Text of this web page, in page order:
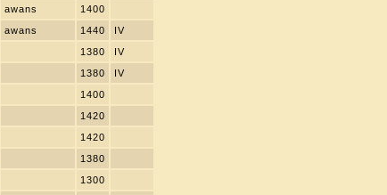
awans
1400
awans 1440
IV
1380
IV
1380
IV
1400
1420
1420
1380
1300